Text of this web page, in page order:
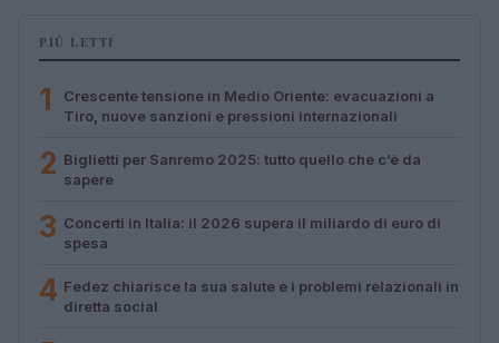
PIÙ LETTI
1
Crescente tensione in Medio Oriente: evacuazioni a
Tiro, nuove sanzioni e pressioni internazionali
2 Biglietti per Sanremo 2025: tutto quello che c’è da
sapere
3 Concerti in Italia: il 2026 supera il miliardo di euro di
spesa
4 Fedez chiarisce la sua salute e i problemi relazionali in
diretta social